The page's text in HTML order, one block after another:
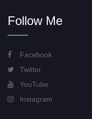
Follow Me
Facebook
Twitter
YouTube
Instagram